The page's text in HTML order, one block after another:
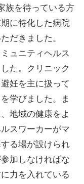
族を待っている方
に特化した病院
だきました。
ュニティヘルス
た。クリニック
妊を主に扱って
学びました。ま
地域の健康をよ
スワーカーがマ
る場が設けられ
加しなければな
力を入れている